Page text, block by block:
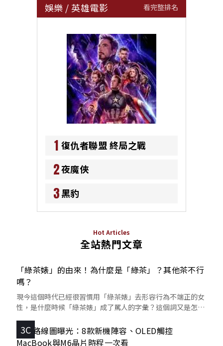
娛樂 / 英雄電影 看完整排名
1 復仇者聯盟 終局之戰
2夜魔俠
3黑豹
Hot Articles
全站熱門文章
「綠茶婊」的由來！為什麼是「綠茶」？其他茶不行
嗎？
現今這個時代已經很習慣用「綠茶婊」去形容行為不端正的女
性，是什麼時候「綠茶婊」成了罵人的字彙？這個詞又是怎麼
3C
蘋果路線圖曝光：8款新機陣容、OLED觸控
MacBook與M6晶片時程一次看